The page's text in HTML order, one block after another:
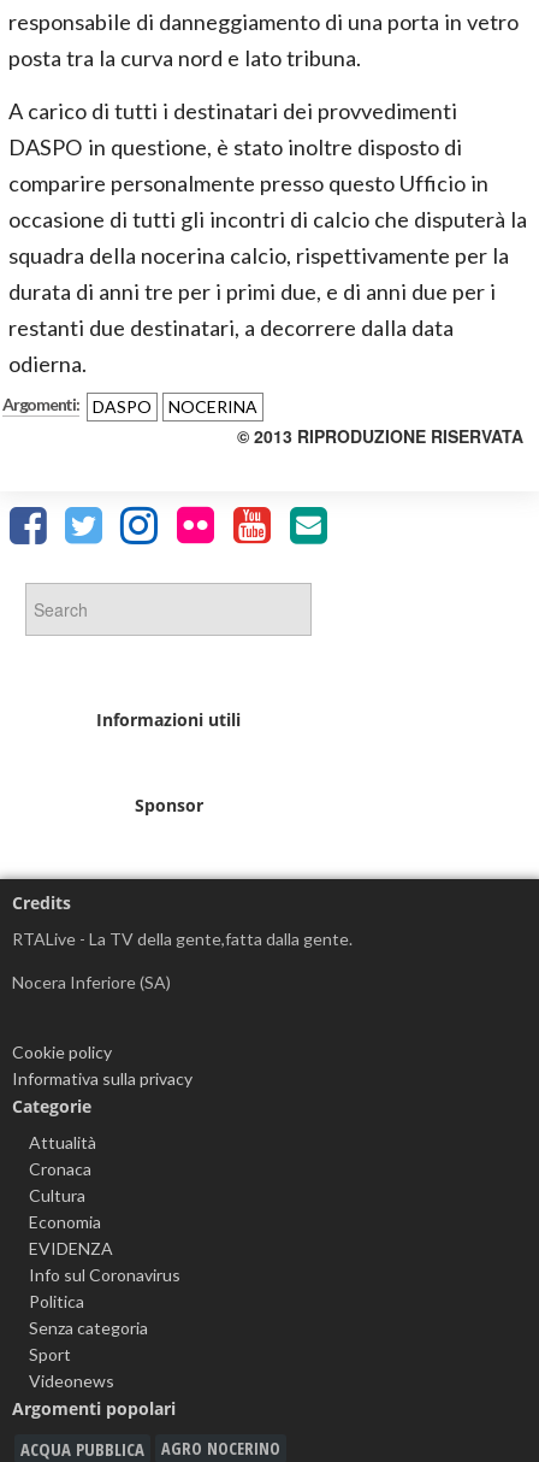
responsabile di danneggiamento di una porta in vetro
posta tra la curva nord e lato tribuna.
A carico di tutti i destinatari dei provvedimenti
DASPO in questione, è stato inoltre disposto di
comparire personalmente presso questo Ufficio in
occasione di tutti gli incontri di calcio che disputerà la
squadra della nocerina calcio, rispettivamente per la
durata di anni tre per i primi due, e di anni due per i
restanti due destinatari, a decorrere dalla data
odierna.
Argomenti: DASPO NOCERINA
© 2013 RIPRODUZIONE RISERVATA
Informazioni utili
Sponsor
Credits
RTALive - La TV della gente,fatta dalla gente.
Nocera Inferiore (SA)
Cookie policy
Informativa sulla privacy
Categorie
Attualità
Cronaca
Cultura
Economia
EVIDENZA
Info sul Coronavirus
Politica
Senza categoria
Sport
Videonews
Argomenti popolari
ACQUA PUBBLICA AGRO NOCERINO